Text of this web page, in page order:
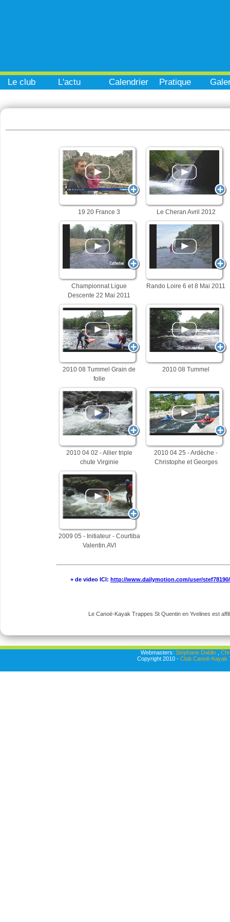
Le club L'actu Calendrier Pratique
19 20 France 3 Le Cheran Avril 2012
Championnat Ligue
Descente 22 Mai 2011
Rando Loire 6 et 8 Mai 2011
2010 08 Tummel Grain de
folie
2010 08 Tummel
2010 04 02 - Allier triple
chute Virginie
2010 04 25 - Ardèche -
Christophe et Georges
2009 05 - Initiateur - Courtiba
Valentin.AVI
+ de video ICI: http://www.dailymotion.com/user/
Le Canoë-Kayak Trappes St Quentin en Yvelines est
Webmasters: Stéphane Dablin,
Copyright 2010 - Club Canoë-Kayak